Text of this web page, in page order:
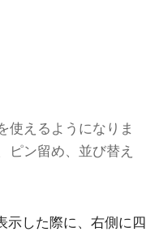
使えるようになりま
ピン留め、並び替え
示した際に、右側に四